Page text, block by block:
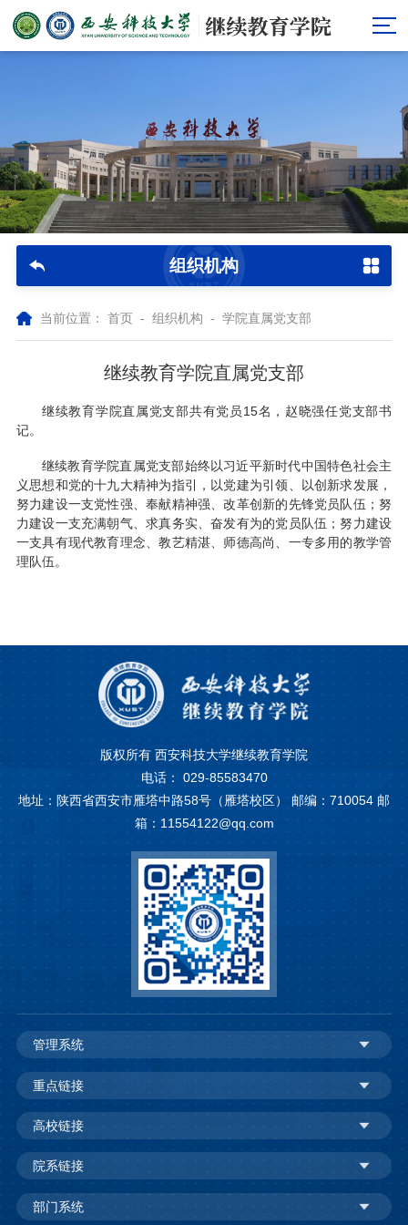
组织机构
当前位置： 首页 - 组织机构 - 学院直属党支部
继续教育学院直属党支部
继续教育学院直属党支部共有党员15名，赵晓强任党支部书
记。
继续教育学院直属党支部始终以习近平新时代中国特色社会主
义思想和党的十九大精神为指引，以党建为引领、以创新求发展，
努力建设一支党性强、奉献精神强、改革创新的先锋党员队伍；努
力建设一支充满朝气、求真务实、奋发有为的党员队伍；努力建设
一支具有现代教育理念、教艺精湛、师德高尚、一专多用的教学管
理队伍。
版权所有 西安科技大学继续教育学院
电话： 029-85583470
地址：陕西省西安市雁塔中路58号（雁塔校区） 邮编：710054 邮
箱：11554122@qq.com
管理系统
重点链接
高校链接
院系链接
部门系统